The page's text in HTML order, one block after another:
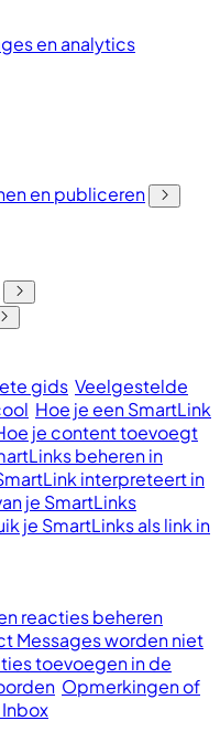
en analytics
en publiceren
gids Veelgestelde
Hoe je een SmartLink
je content toevoegt
beheren in
interpreteert in
je SmartLinks
je SmartLinks als link in
reacties beheren
Messages worden niet
toevoegen in de
Opmerkingen of